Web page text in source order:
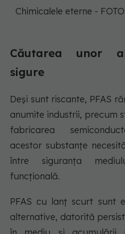
Chimicalele eterne -
Căutarea unor
sigure
Deși sunt riscante, PFAS
anumite industrii, precum
fabricarea
acestor substanțe
între siguranța
funcțională.
PFAS cu lanț scurt sunt
alternative, datorită